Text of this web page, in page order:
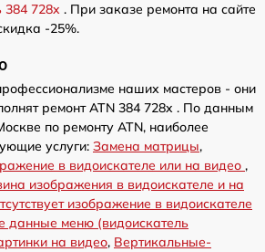
384 728x . При заказе ремонта на сайте
-25%.
наших мастеров - они
ремонт ATN 384 728x . По данным
по ремонту ATN, наиболее
услуги: Замена матрицы,
в видоискателе или на видео ,
изображения в видоискателе и на
изображение в видоискателе
данные меню (видоискатель
на видео, Вертикальные-